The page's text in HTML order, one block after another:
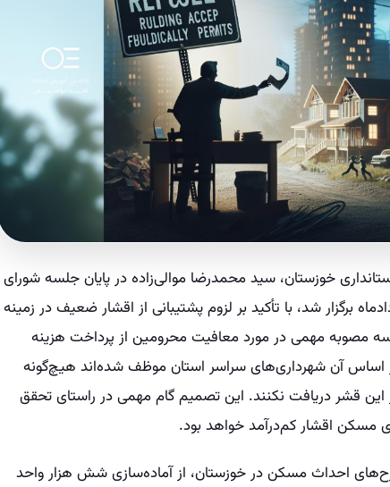
خوزستان، سید محمدرضا موالی‌زاده در پایان جلسه شورای
که روز دوشنبه ۲۰ مردادماه برگزار شد، با تأکید بر لزوم پشتیبانی از اقشار ضعیف در زمینه
مصوبه مهمی در مورد معافیت محرومین از پرداخت هزینه
اساس آن شهرداری‌های سراسر استان موظف شده‌اند هیچ‌گونه
این قشر دریافت نکنند. این تصمیم گام مهمی در راستای تحقق
اقشار کم‌درآمد خواهد بود.
احداث مسکن در خوزستان، از آماده‌سازی شش هزار واحد